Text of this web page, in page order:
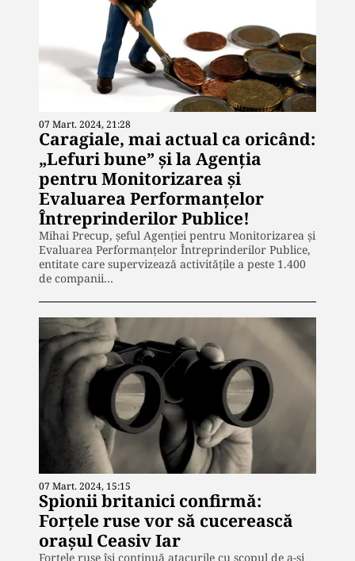
07 Mart. 2024, 21:28
Caragiale, mai actual ca oricând:
„Lefuri bune” și la Agenția
pentru Monitorizarea și
Evaluarea Performanțelor
Întreprinderilor Publice!
Mihai Precup, șeful Agenției pentru Monitorizarea și
Evaluarea Performanțelor Întreprinderilor Publice,
entitate care supervizează activitățile a peste 1.400
de companii…
07 Mart. 2024, 15:15
Spionii britanici confirmă:
Forțele ruse vor să cucerească
orașul Ceasiv Iar
Forțele ruse își continuă atacurile cu scopul de a-și